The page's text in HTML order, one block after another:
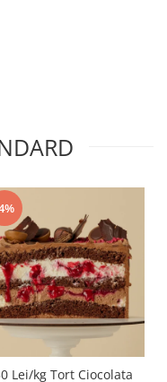
Lei/kg Tort Ciocolata